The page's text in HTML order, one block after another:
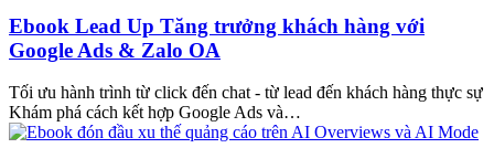
Ebook Lead Up Tăng trưởng khách hàng với
Google Ads & Zalo OA
Tối ưu hành trình từ click đến chat - từ lead đến khách hàng thực sự
Khám phá cách kết hợp Google Ads và…